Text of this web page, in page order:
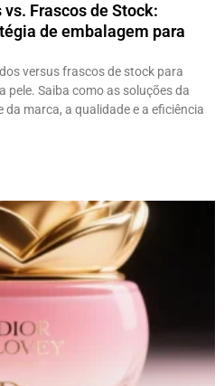
Frascos de Stock:
de embalagem para
versus frascos de stock para
pele. Saiba como as soluções da
marca, a qualidade e a eficiência